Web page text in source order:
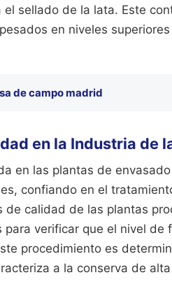
sellado de la lata. Este
en niveles
de campo madrid
en la Industria de
en las plantas de
confiando en el
de calidad de las plantas
para verificar que el nivel
procedimiento es
a la conserva de